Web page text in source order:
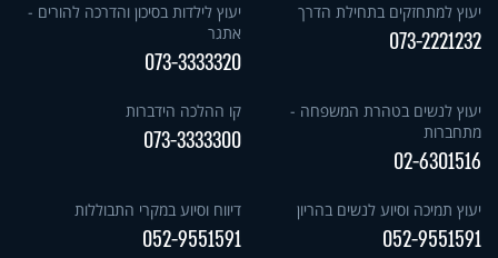
יעוץ למתחזקים בתחילת הדרך
073-2221232
יעוץ לילדות בסיכון והדרכה להורים -
אתגר
073-3333320
יעוץ לנשים בטהרת המשפחה -
מתחברות
02-6301516
קו ההלכה הידברות
073-3333300
יעוץ תמיכה וסיוע לנשים בהריון
052-9551591
דיווח וסיוע במקרי התבוללות
052-9551591